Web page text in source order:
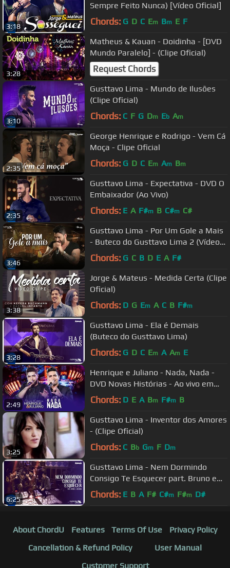
3:18
Sempre Feito Nunca) [Vídeo Oficial]
Chords: G D C Em Bm E F
3:28
Matheus & Kauan - Doidinha - [DVD
Mundo Paralelo] - (Clipe Oficial)
Request Chords
3:10
Gusttavo Lima - Mundo de Ilusões
(Clipe Oficial)
Chords: C F G Dm Eb Am
2:35
George Henrique e Rodrigo - Vem Cá
Moça - Clipe Oficial
Chords: G D C Em Am Bm
2:35
Gusttavo Lima - Expectativa - DVD O
Embaixador (Ao Vivo)
Chords: E A F#m B C#m C#
3:46
Gusttavo Lima - Por Um Gole a Mais
- Buteco do Gusttavo Lima 2 (Vídeo
Oficial)
Chords: G C B D E A F#
3:38
Jorge & Mateus - Medida Certa (Clipe
Oficial)
Chords: D G Em A C B F#m
3:28
Gusttavo Lima - Ela é Demais
(Buteco do Gusttavo Lima)
Chords: G D C Em A Am E
2:49
Henrique e Juliano - Nada, Nada -
DVD Novas Histórias - Ao vivo em
Recife
Chords: D E A Bm F#m B
3:25
Gusttavo Lima - Inventor dos Amores
- (Clipe Oficial)
Chords: C Bb Gm F Dm
6:25
Gusttavo Lima - Nem Dormindo
Consigo Te Esquecer part. Bruno e
Marrone (Buteco do Gusttavo Lima)
Chords: E B A F# C#m F#m D#
About ChordU Features Terms Of Use
Privacy Policy
Cancellation & Refund Policy
User Manual
Customer Support